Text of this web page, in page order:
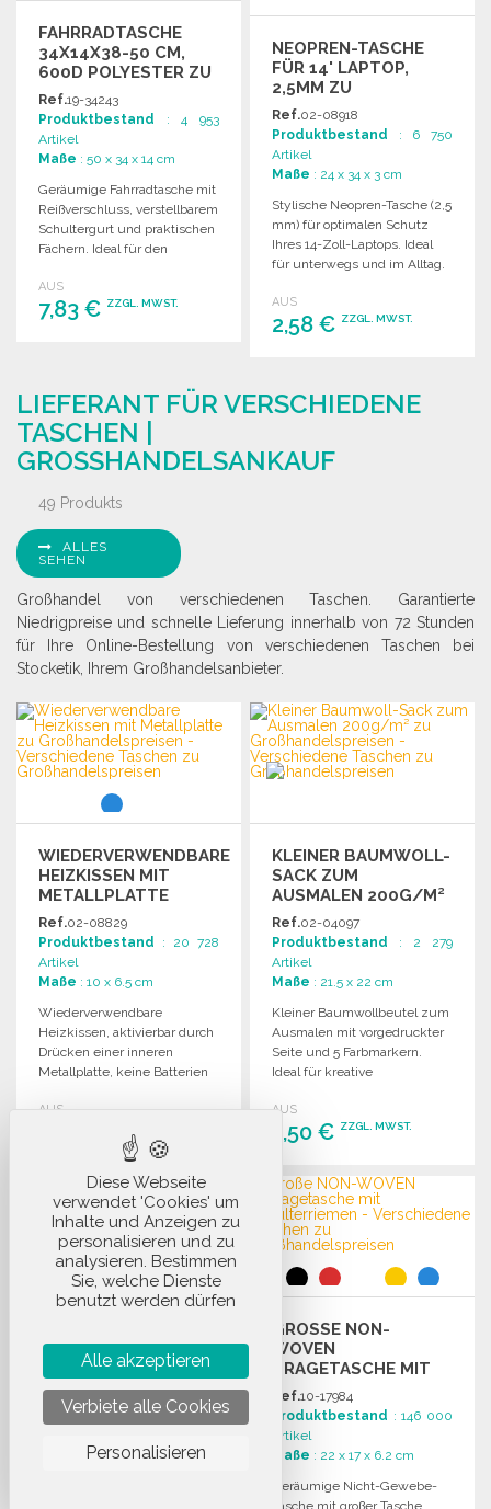
FAHRRADTASCHE
34X14X38-50 CM,
600D POLYESTER ZU
GROSSHANDELSPREISEN
Ref.19-34243
Produktbestand : 4 953
Artikel
Maße : 50 x 34 x 14 cm
Geräumige Fahrradtasche mit
Reißverschluss, verstellbarem
Schultergurt und praktischen
Fächern. Ideal für den
Reisen.
AUS
7,83 € ZZGL. MWST.
NEOPREN-TASCHE
FÜR 14' LAPTOP,
2,5MM ZU
GROSSHANDELSPREISEN
Ref.02-08918
Produktbestand : 6 750
Artikel
Maße : 24 x 34 x 3 cm
Stylische Neopren-Tasche (2,5
mm) für optimalen Schutz
Ihres 14-Zoll-Laptops. Ideal
für unterwegs und im Alltag.
AUS
2,58 € ZZGL. MWST.
Angebot anfordern
LIEFERANT FÜR VERSCHIEDENE
TASCHEN |
GROSSHANDELSANKAUF
49 Produkts
ALLES
SEHEN
Großhandel von verschiedenen Taschen. Garantierte
Niedrigpreise und schnelle Lieferung innerhalb von 72 Stunden
für Ihre Online-Bestellung von verschiedenen Taschen bei
Stocketik, Ihrem Großhandelsanbieter.
WIEDERVERWENDBARE
HEIZKISSEN MIT
METALLPLATTE
Ref.02-08829
Produktbestand : 20 728
Artikel
Maße : 10 x 6.5 cm
Wiederverwendbare
Heizkissen, aktivierbar durch
Drücken einer inneren
Metallplatte, keine Batterien
Wärmebedarf unterwegs.
AUS
BESTELLEN
Angebot anfordern
KLEINER BAUMWOLL-
SACK ZUM
AUSMALEN 200G/M²
Ref.02-04097
Produktbestand : 2 279
Artikel
Maße : 21.5 x 22 cm
Kleiner Baumwollbeutel zum
Ausmalen mit vorgedruckter
Seite und 5 Farbmarkern.
Ideal für kreative
AUS
1,50 € ZZGL. MWST.
BESTELLEN
Angebot anfordern
SPORTBEUTEL 190T
Ref.02-09376
Produktbestand: 6 575
Artikel
GROSSE NON-W
OVEN T
RAGETASCHE MIT S
CHULTERRIEMEN ZU G
ROSSHANDELSPREISEN
Ref.10-17984
Produktbestand : 146 000
Artikel
Maße : 22 x 17 x 6.2 cm
Geräumige Nicht-Gewebe-
Tasche mit großer Tasche,
Diese Webseite
verwendet 'Cookies' um
Inhalte und Anzeigen zu
personalisieren und zu
analysieren. Bestimmen
Sie, welche Dienste
benutzt werden dürfen
Alle akzeptieren
Verbiete alle Cookies
Personalisieren